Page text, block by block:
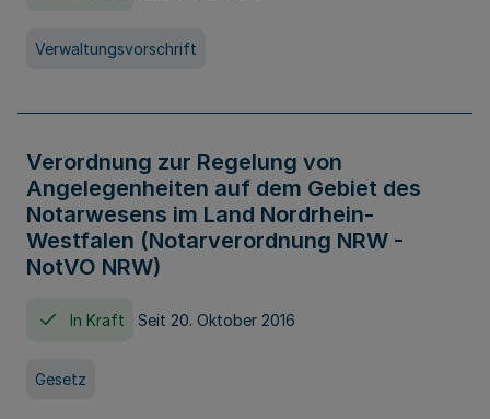
Verwaltungsvorschrift
Verordnung zur Regelung von
Angelegenheiten auf dem Gebiet des
Notarwesens im Land Nordrhein-
Westfalen (Notarverordnung NRW -
NotVO NRW)
In Kraft Seit 20. Oktober 2016
Gesetz